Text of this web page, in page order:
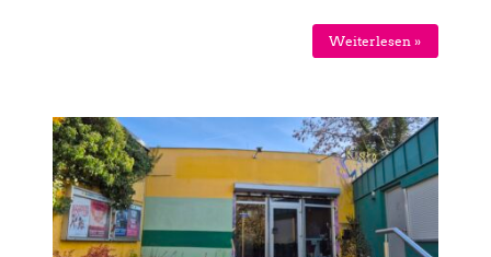
Weiterlesen »